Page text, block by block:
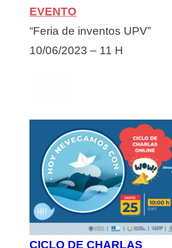
EVENTO
“Feria de inventos UPV”
10/06/2023 – 11 H
CICLO DE CHARLAS